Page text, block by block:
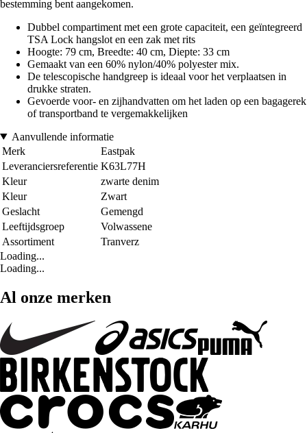
bestemming bent aangekomen.
Dubbel compartiment met een grote capaciteit, een geïntegreerd
TSA Lock hangslot en een zak met rits
Hoogte: 79 cm, Breedte: 40 cm, Diepte: 33 cm
Gemaakt van een 60% nylon/40% polyester mix.
De telescopische handgreep is ideaal voor het verplaatsen in
drukke straten.
Gevoerde voor- en zijhandvatten om het laden op een bagagerek
of transportband te vergemakkelijken
Aanvullende informatie
Merk
Eastpak
Leveranciersreferentie K63L77H
Kleur
zwarte denim
Kleur
Zwart
Geslacht
Gemengd
Leeftijdsgroep
Volwassene
Assortiment
Tranverz
Loading...
Loading...
Al onze merken